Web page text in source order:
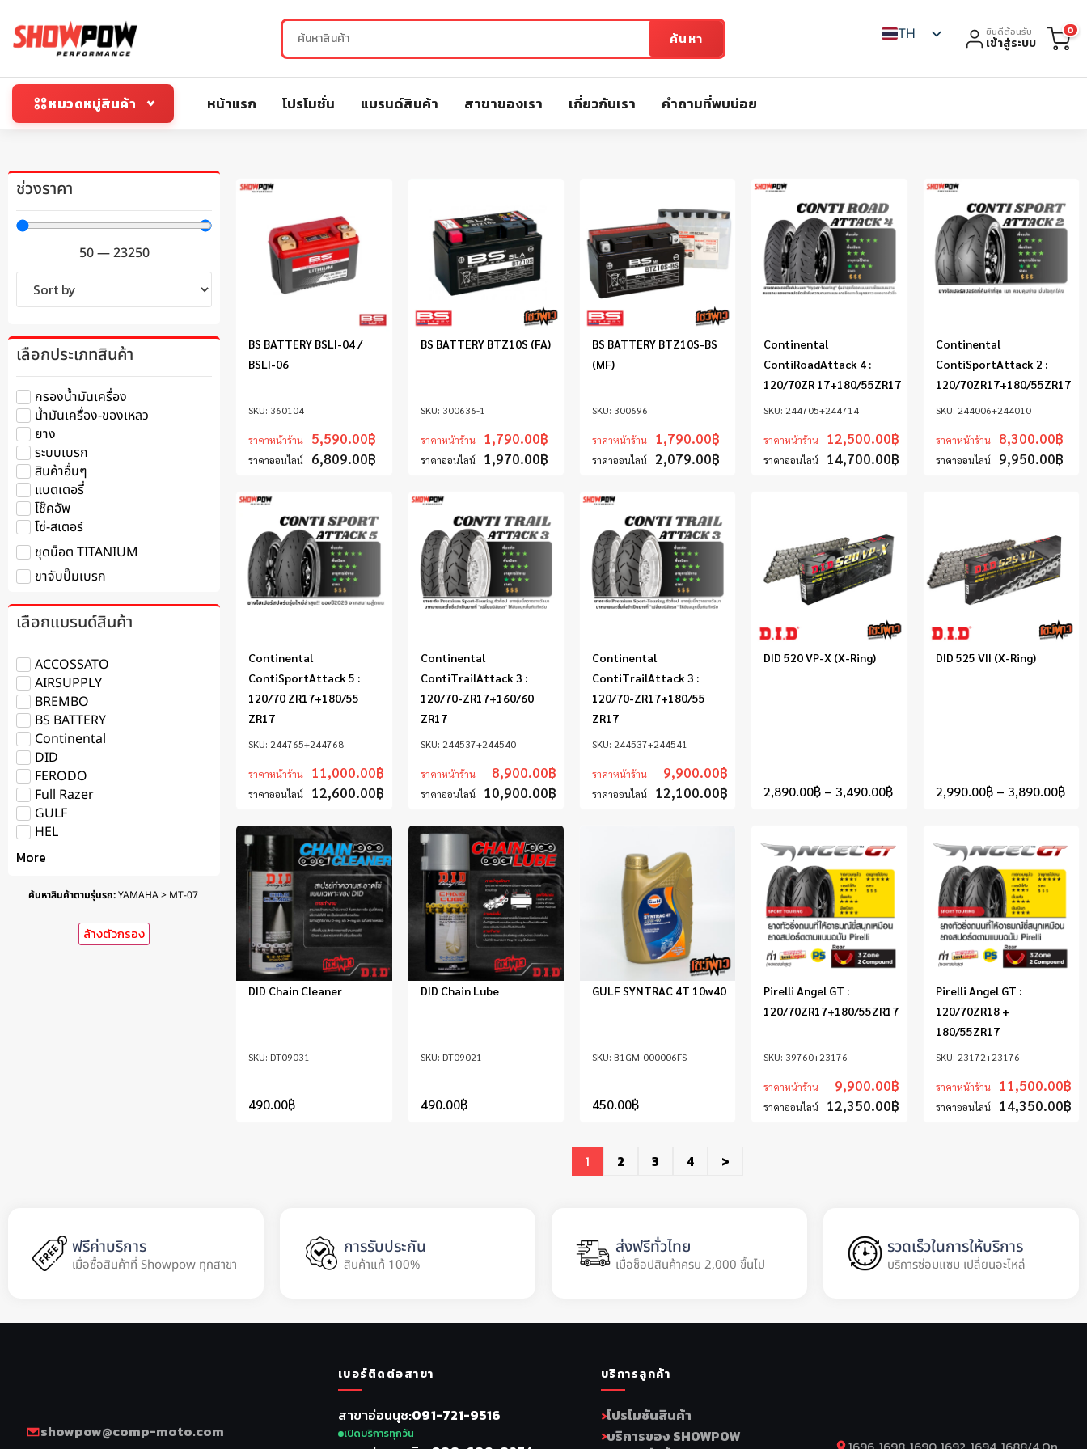
ค้นหา TH ยินดีต้อนรับ
เข้าสู่ระบบ
0
หมวดหมู่สินค้า หน้าแรก โปรโมชั่น แบรนด์สินค้า สาขาของเรา เกี่ยวกับเรา คำถามที่พบบ่อย
ช่วงราคา
50—23250
เลือกประเภทสินค้า
กรองน้ำมันเครื่อง
น้ำมันเครื่อง-ของเหลว
ยาง
ระบบเบรก
สินค้าอื่นๆ
แบตเตอรี่
โช๊คอัพ
โซ่-สเตอร์
ชุดน็อต TITANIUM
ขาจับปั๊มเบรก
เลือกแบรนด์สินค้า
ACCOSSATO
AIRSUPPLY
BREMBO
BS BATTERY
Continental
DID
FERODO
Full Razer
GULF
HEL
More
ค้นหาสินค้าตามรุ่นรถ:YAMAHA > MT-07
ล้างตัวกรอง
360104
BS BATTERY BSLI-04 /
BSLI-06
ราคาหน้าร้าน 5,590.00฿
ราคาออนไลน์ 6,809.00฿
300636-1
BS BATTERY BTZ10S (FA)
ราคาหน้าร้าน 1,790.00฿
ราคาออนไลน์ 1,970.00฿
300696
BS BATTERY BTZ10S-BS
(MF)
ราคาหน้าร้าน 1,790.00฿
ราคาออนไลน์ 2,079.00฿
244705+244714
Continental
ContiRoadAttack 4 :
120/70ZR 17+180/55ZR17
ราคาหน้าร้าน 12,500.00฿
ราคาออนไลน์ 14,700.00฿
244006+244010
Continental
ContiSportAttack 2 :
120/70ZR17+180/55ZR17
ราคาหน้าร้าน 8,300.00฿
ราคาออนไลน์ 9,950.00฿
244765+244768
Continental
ContiSportAttack 5 :
120/70 ZR17+180/55
ZR17
ราคาหน้าร้าน 11,000.00฿
ราคาออนไลน์ 12,600.00฿
244537+244540
Continental
ContiTrailAttack 3 :
120/70-ZR17+160/60
ZR17
ราคาหน้าร้าน 8,900.00฿
ราคาออนไลน์ 10,900.00฿
244537+244541
Continental
ContiTrailAttack 3 :
120/70-ZR17+180/55
ZR17
ราคาหน้าร้าน 9,900.00฿
ราคาออนไลน์ 12,100.00฿
DID 520 VP-X (X-Ring)
2,890.00฿ – 3,490.00฿
DID 525 VII (X-Ring)
2,990.00฿ – 3,890.00฿
DT09031
DID Chain Cleaner
490.00฿
DT09021
DID Chain Lube
490.00฿
B1GM-000006FS
GULF SYNTRAC 4T 10w40
450.00฿
39760+23176
Pirelli Angel GT :
120/70ZR17+180/55ZR17
ราคาหน้าร้าน 9,900.00฿
ราคาออนไลน์ 12,350.00฿
23172+23176
Pirelli Angel GT :
120/70ZR18 +
180/55ZR17
ราคาหน้าร้าน 11,500.00฿
ราคาออนไลน์ 14,350.00฿
1 2 3 4 >
ฟรีค่าบริการ
เมื่อซื้อสินค้าที่ Showpow ทุกสาขา
การรับประกัน
สินค้าแท้ 100%
ส่งฟรีทั่วไทย
เมื่อช็อปสินค้าครบ 2,000 ขึ้นไป
รวดเร็วในการให้บริการ
บริการซ่อมแซม เปลี่ยนอะไหล่
showpow@comp-moto.com
เบอร์ติดต่อสาขา
สาขาอ่อนนุช 091-721-9516
เปิดบริการทุกวัน
บริการลูกค้า
โปรโมชันสินค้า
บริการของ SHOWPOW